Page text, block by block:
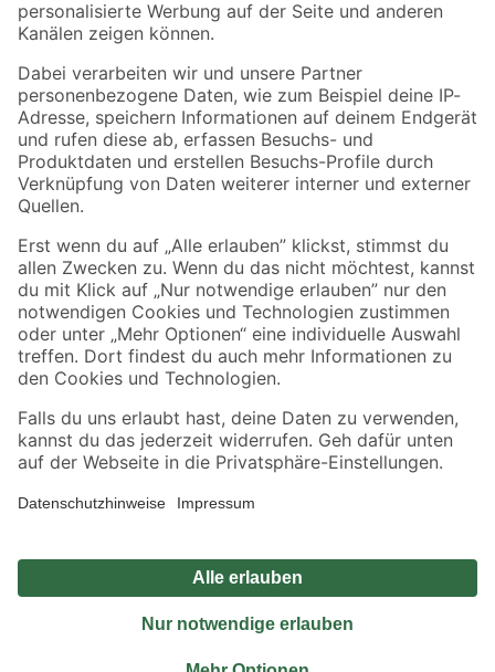
Folge uns
Zahlungsarten Versandarten
Sicher einkaufen
Jetzt die toom-App herunterladen
Alle Preisangaben in EUR inkl. gesetzl. MwSt.. Die dargestellten Angebote sind unter
Umständen nicht in allen Märkten verfügbar. Die angegebenen Verfügbarkeiten beziehen
Produkte nur solange der Vorrat reicht.
*Paketversand ab 59 € versandkostenfrei, gilt nicht für Artikel mit Speditionsversand, hier
Privatsphäre Impressum
Nutzungsbedingungen
Widerrufsrecht
Vertrag widerrufen